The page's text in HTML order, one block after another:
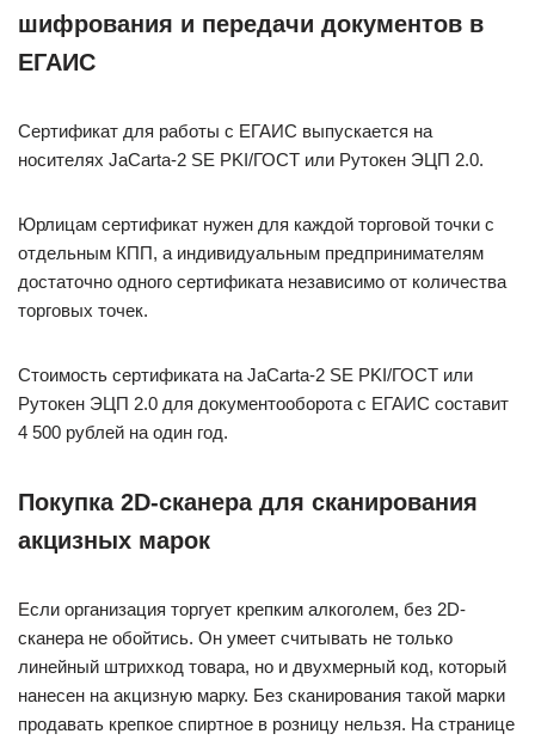
шифрования и передачи документов в
ЕГАИС
Сертификат для работы с ЕГАИС выпускается на
носителях JaCarta-2 SE PKI/ГОСТ или Рутокен ЭЦП 2.0.
Юрлицам сертификат нужен для каждой торговой точки с
отдельным КПП, а индивидуальным предпринимателям
достаточно одного сертификата независимо от количества
торговых точек.
Стоимость сертификата на JaCarta-2 SE PKI/ГОСТ или
Рутокен ЭЦП 2.0 для документооборота с ЕГАИС составит
4 500 рублей на один год.
Покупка 2D-сканера для сканирования
акцизных марок
Если организация торгует крепким алкоголем, без 2D-
сканера не обойтись. Он умеет считывать не только
линейный штрихкод товара, но и двухмерный код, который
нанесен на акцизную марку. Без сканирования такой марки
продавать крепкое спиртное в розницу нельзя. На странице